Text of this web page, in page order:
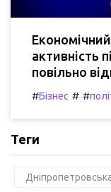
активність
повільно
#Бізнес # #
Теги